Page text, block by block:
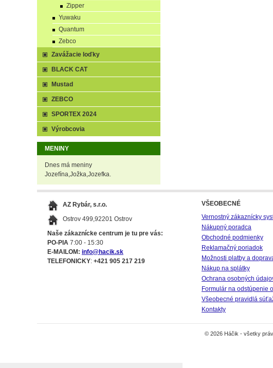
Zipper
Yuwaku
Quantum
Zebco
Zavážacie loďky
BLACK CAT
Mustad
ZEBCO
SPORTEX 2024
Výrobcovia
MENINY
Dnes má meniny
Jozefína,Jožka,Jozefka.
AZ Rybár, s.r.o.
Ostrov 499,92201 Ostrov
Naše zákaznícke centrum je tu pre vás:
PO-PIA 7:00 - 15:30
E-MAILOM: info@hacik.sk
TELEFONICKY: +421 905 217 219
VŠEOBECNÉ
Vernostný zákaznícky
Nákupný poradca
Obchodné podmienky
Reklamačný poriadok
Možnosti platby a
Nákup na splátky
Ochrana osobných
Formulár na odstúpenie
Všeobecné pravidlá
Kontakty
© 2026 Háčik - všetky